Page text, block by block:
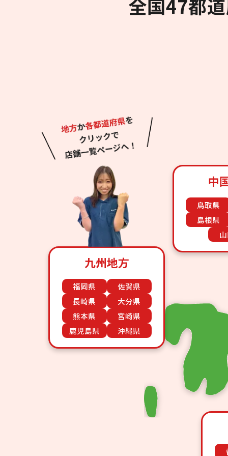
全国47都
中
鳥取県
島根県
九州地方
福岡県
佐賀県
長崎県
大分県
熊本県
宮崎県
鹿児島県
沖縄県